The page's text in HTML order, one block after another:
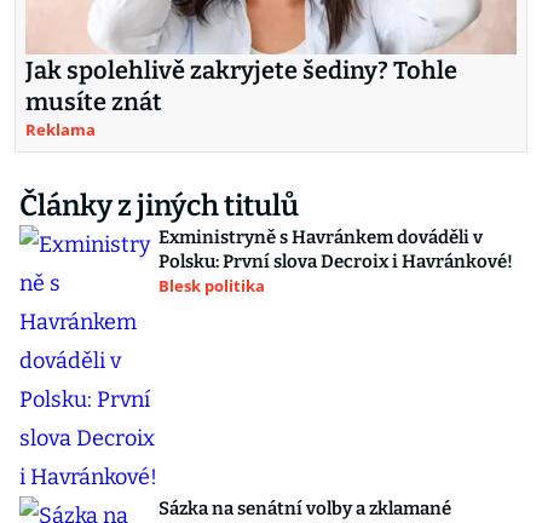
Jak spolehlivě zakryjete šediny? Tohle
musíte znát
Reklama
Články z jiných titulů
Exministryně s Havránkem dováděli v
Polsku: První slova Decroix i Havránkové!
Blesk politika
Sázka na senátní volby a zklamané